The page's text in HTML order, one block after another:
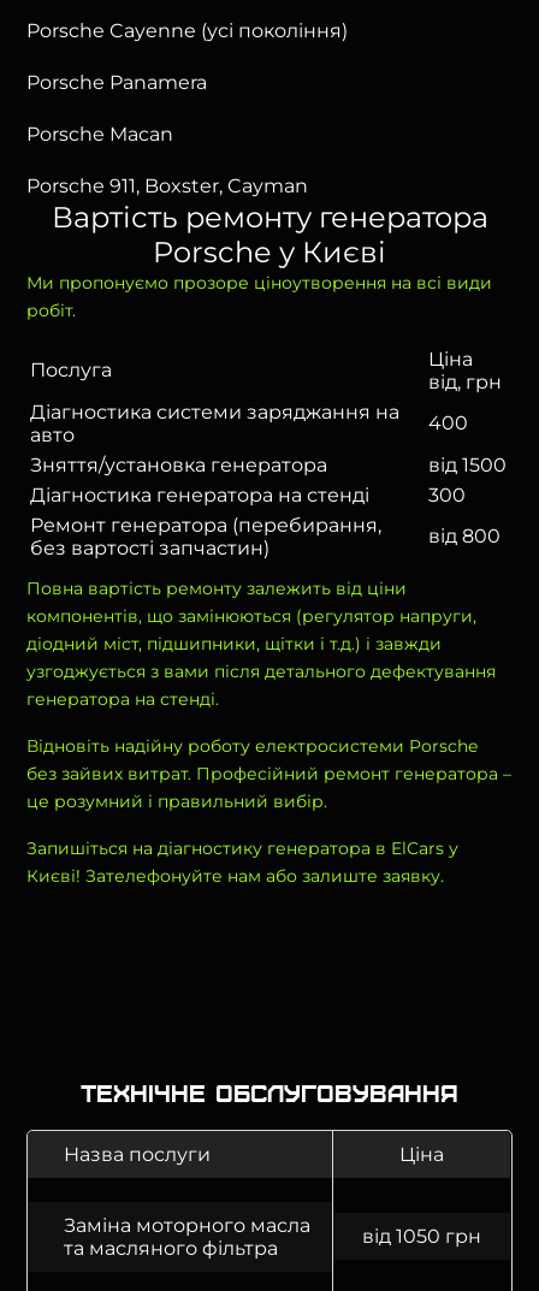
Porsche Cayenne (усі покоління)
Porsche Panamera
Porsche Macan
Porsche 911, Boxster, Cayman
Вартість ремонту генератора
Porsche у Києві
Ми пропонуємо прозоре ціноутворення на всі види
робіт.
Послуга
Ціна
від, грн
Діагностика системи заряджання на
авто
400
Зняття/установка генератора
від 1500
Діагностика генератора на стенді
300
Ремонт генератора (перебирання,
без вартості запчастин)
від 800
Повна вартість ремонту залежить від ціни
компонентів, що замінюються (регулятор напруги,
діодний міст, підшипники, щітки і т.д.) і завжди
узгоджується з вами після детального дефектування
генератора на стенді.
Відновіть надійну роботу електросистеми Porsche
без зайвих витрат. Професійний ремонт генератора –
це розумний і правильний вибір.
Запишіться на діагностику генератора в ElCars у
Києві! Зателефонуйте нам або залиште заявку.
Технічне обслуговування
Назва послуги Ціна
Заміна моторного масла
та масляного фільтра
від 1050 грн